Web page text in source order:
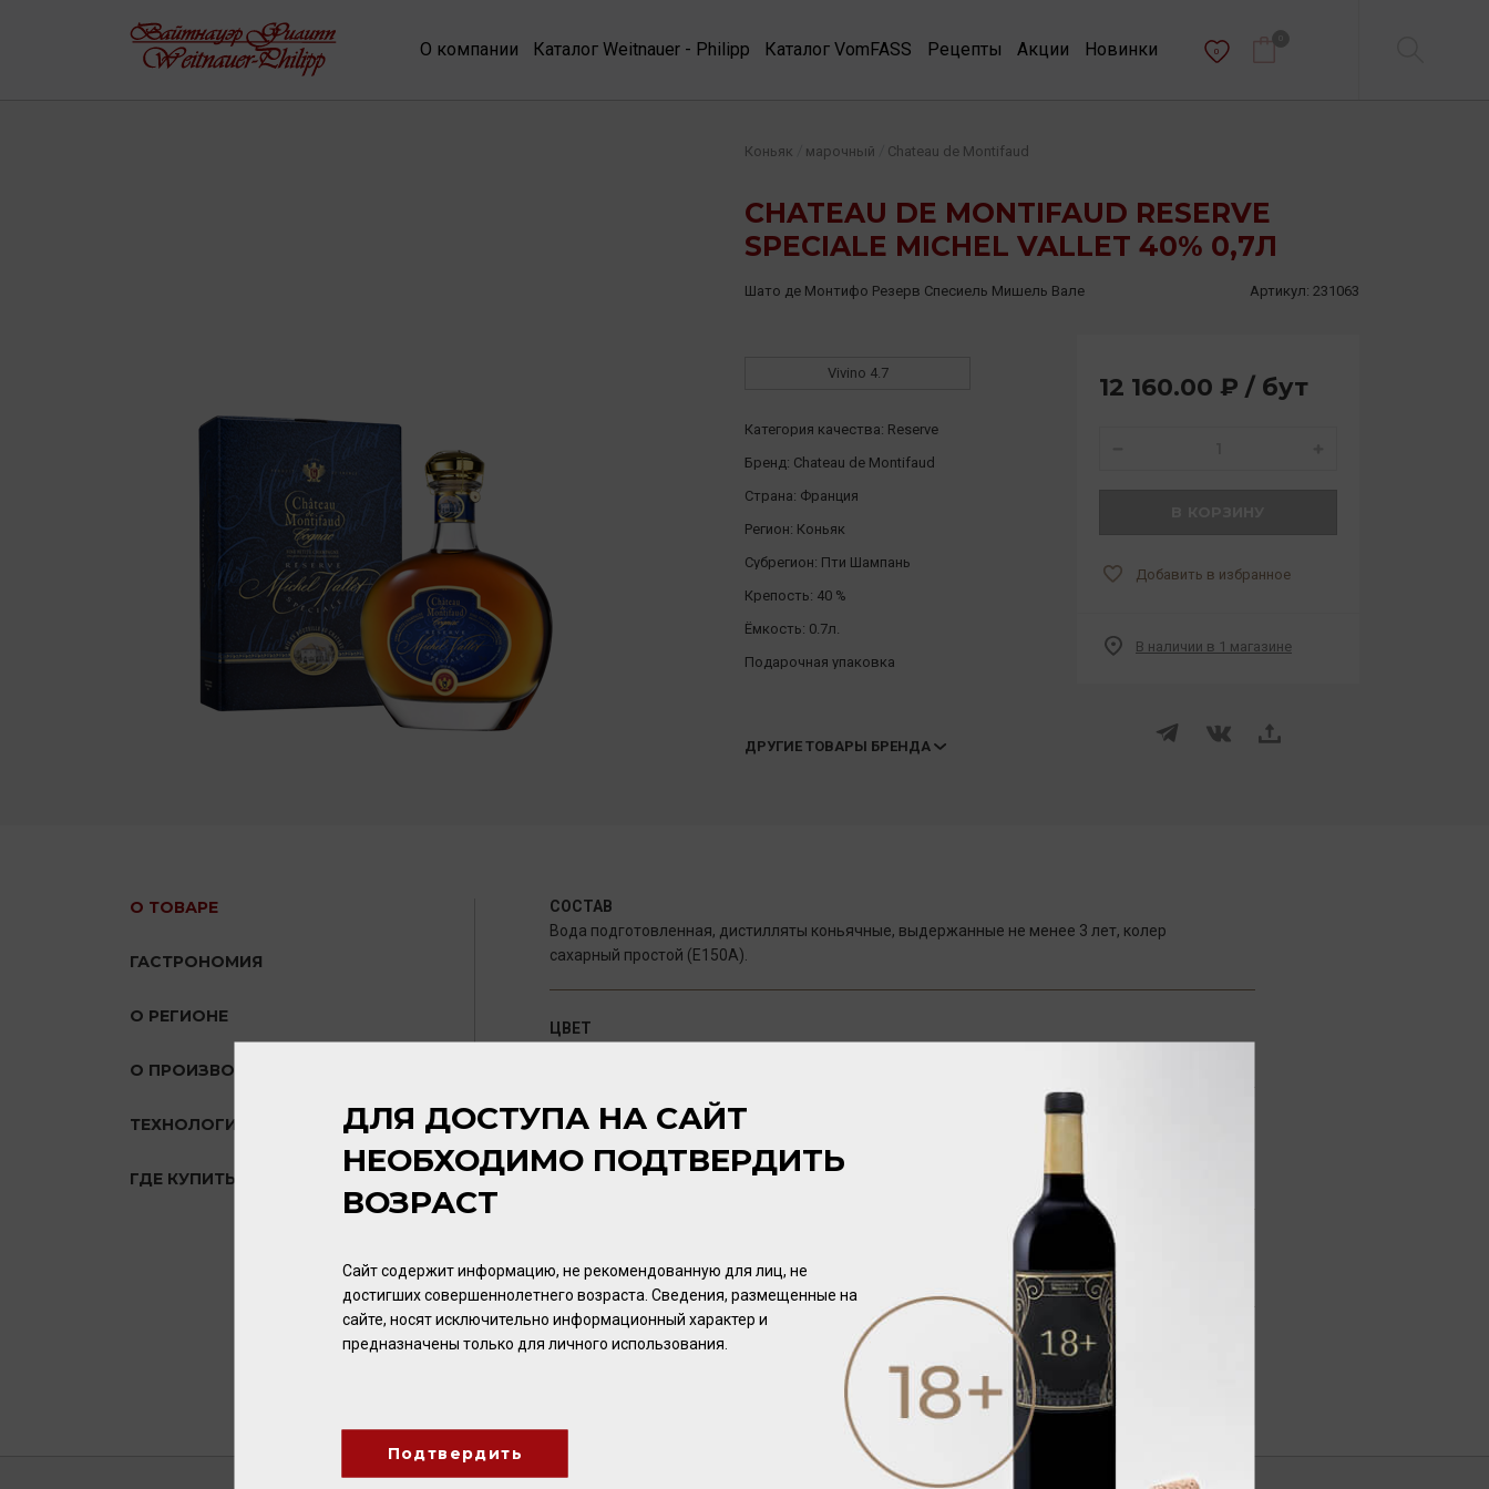
О компании Каталог Weitnauer - Philipp Каталог VomFASS Рецепты Акции Новинки 0
CHATEAU DE MONTIFAUD RESERVE
SPECIALE MICHEL VALLET 40% 0,7Л
Коньяк марочный Chateau de Montifaud
Шато де Монтифо Резерв Спесиель Мишель Вале Артикул: 231063
Vivino 4.7
Категория качества: Reserve
Бренд: Chateau de Montifaud
Страна: Франция
Регион: Коньяк
Субрегион: Пти Шампань
Крепость: 40 %
Ёмкость: 0.7л.
Подарочная упаковка
ДРУГИЕ ТОВАРЫ БРЕНДА
12 160.00 ₽ / бут
Добавить в избранное
В наличии в 1 магазине
О ТОВАРЕ
ГАСТРОНОМИЯ
О РЕГИОНЕ
О ПРОИЗВОДИТЕЛЕ
ТЕХНОЛОГИЯ
ГДЕ КУПИТЬ?
СОСТАВ
Вода подготовленная, дистилляты коньячные, выдержанные не менее 3 лет, колер
сахарный простой (Е150А).
ЦВЕТ
АРОМАТ
Изысканный аромат, в котором гармонично переплетаются нотки пчелиного воска,
табачных листьев, сухоцвета (акация, липа, жасмин) и ванили.
Мягкий, округлый, с нотами кураги, чернослива и дуба. Долгое послевкусие.
ПОТЕНЦИАЛ ВЫДЕРЖКИ
ДЛЯ ДОСТУПА НА САЙТ
НЕОБХОДИМО ПОДТВЕРДИТЬ
ВОЗРАСТ
Сайт содержит информацию, не рекомендованную для лиц, не
достигших совершеннолетнего возраста. Сведения, размещенные на
сайте, носят исключительно информационный характер и
предназначены только для личного использования.
Подтвердить